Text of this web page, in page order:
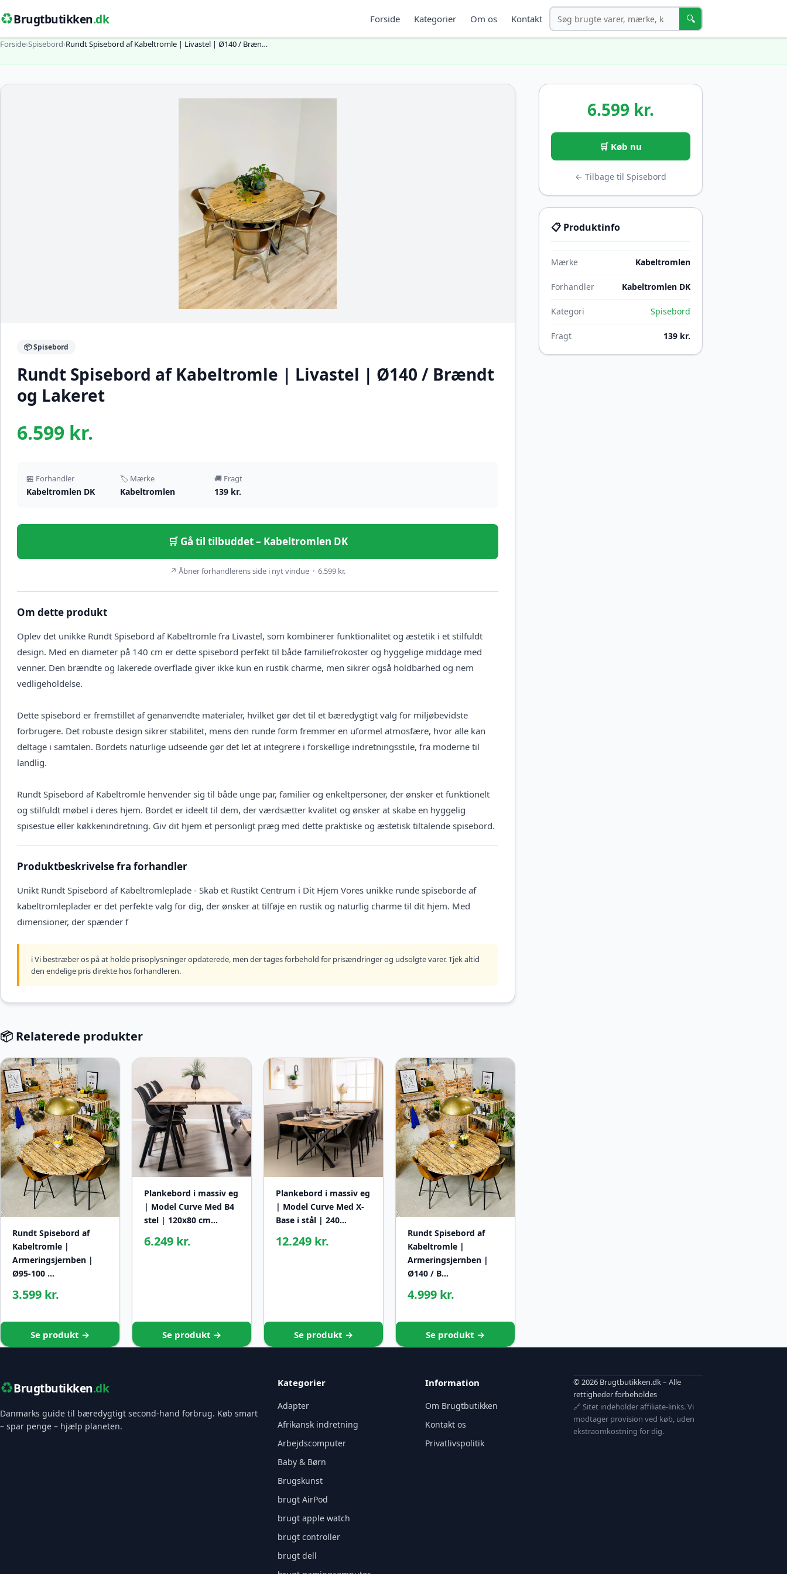
♻️Brugtbutikken.dk Forside Kategorier Om os Kontakt Søg 🔍
Forside›Spisebord›Rundt Spisebord af Kabeltromle | Livastel | Ø140 / Bræn…
📦 Spisebord
Rundt Spisebord af Kabeltromle | Livastel | Ø140 / Brændt
og Lakeret
6.599 kr.
🏪 Forhandler
Kabeltromlen DK
🏷️ Mærke
Kabeltromlen
🚚 Fragt
139 kr.
🛒 Gå til tilbuddet – Kabeltromlen DK
↗ Åbner forhandlerens side i nyt vindue · 6.599 kr.
Om dette produkt
Oplev det unikke Rundt Spisebord af Kabeltromle fra Livastel, som kombinerer funktionalitet og æstetik i et stilfuldt
design. Med en diameter på 140 cm er dette spisebord perfekt til både familiefrokoster og hyggelige middage med
venner. Den brændte og lakerede overflade giver ikke kun en rustik charme, men sikrer også holdbarhed og nem
vedligeholdelse.
Dette spisebord er fremstillet af genanvendte materialer, hvilket gør det til et bæredygtigt valg for miljøbevidste
forbrugere. Det robuste design sikrer stabilitet, mens den runde form fremmer en uformel atmosfære, hvor alle kan
deltage i samtalen. Bordets naturlige udseende gør det let at integrere i forskellige indretningsstile, fra moderne til
landlig.
Rundt Spisebord af Kabeltromle henvender sig til både unge par, familier og enkeltpersoner, der ønsker et funktionelt
og stilfuldt møbel i deres hjem. Bordet er ideelt til dem, der værdsætter kvalitet og ønsker at skabe en hyggelig
spisestue eller køkkenindretning. Giv dit hjem et personligt præg med dette praktiske og æstetisk tiltalende spisebord.
Produktbeskrivelse fra forhandler
Unikt Rundt Spisebord af Kabeltromleplade - Skab et Rustikt Centrum i Dit Hjem Vores unikke runde spiseborde af
kabeltromleplader er det perfekte valg for dig, der ønsker at tilføje en rustik og naturlig charme til dit hjem. Med
dimensioner, der spænder f
ℹ️ Vi bestræber os på at holde prisoplysninger opdaterede, men der tages forbehold for prisændringer og udsolgte varer. Tjek altid
den endelige pris direkte hos forhandleren.
📦 Relaterede produkter
Rundt Spisebord af
Kabeltromle |
Armeringsjernben |
Ø95-100 …
3.599 kr.
Se produkt →
Plankebord i massiv eg
| Model Curve Med B4
stel | 120x80 cm…
6.249 kr.
Se produkt →
Plankebord i massiv eg
| Model Curve Med X-
Base i stål | 240…
12.249 kr.
Se produkt →
Rundt Spisebord af
Kabeltromle |
Armeringsjernben |
Ø140 / B…
4.999 kr.
Se produkt →
6.599 kr.
🛒 Køb nu
← Tilbage til Spisebord
📋 Produktinfo
Mærke Kabeltromlen
Forhandler Kabeltromlen DK
Kategori Spisebord
Fragt 139 kr.
♻️Brugtbutikken.dk
Danmarks guide til bæredygtigt second-hand forbrug. Køb smart
– spar penge – hjælp planeten.
Kategorier
Adapter
Afrikansk indretning
Arbejdscomputer
Baby & Børn
Brugskunst
brugt AirPod
brugt apple watch
brugt controller
brugt dell
Information
Om Brugtbutikken
Kontakt os
Privatlivspolitik
© 2026 Brugtbutikken.dk – Alle
rettigheder forbeholdes
🔗 Sitet indeholder affiliate-links. Vi
modtager provision ved køb, uden
ekstraomkostning for dig.